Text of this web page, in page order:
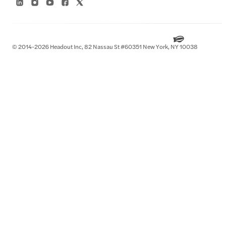
© 2014-2026 Headout Inc, 82 Nassau St #60351 New York, NY 10038